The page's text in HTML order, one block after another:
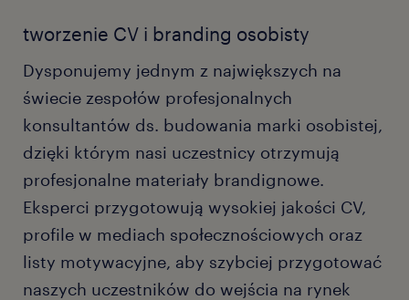
tworzenie CV i branding osobisty
Dysponujemy jednym z największych na
świecie zespołów profesjonalnych
konsultantów ds. budowania marki osobistej,
dzięki którym nasi uczestnicy otrzymują
profesjonalne materiały brandignowe.
Eksperci przygotowują wysokiej jakości CV,
profile w mediach społecznościowych oraz
listy motywacyjne, aby szybciej przygotować
naszych uczestników do wejścia na rynek